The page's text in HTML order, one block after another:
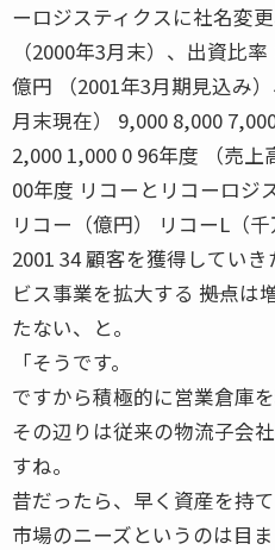
ーロジスティクスに社名変
（2000年3月末）、出資比
億円 （2001年3月期見込み
月末現在） 9,000 8,000
2,000 1,000 0 96年度 （売上
00年度 リコーとリコーロジ
リコー（億円） リコーL（
2001 34 顧客を獲得してい
ビス事業を拡大する ――拠点
たない、と。
「そうです。
ですから積極的に営業倉庫を
その辺りは従来の物流子会
すね。
昔だったら、早く資産を持
市場のニーズというのは目